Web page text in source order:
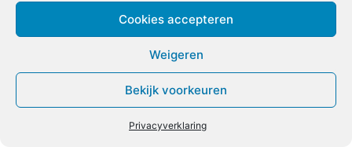
Cookies accepteren
Weigeren
Bekijk voorkeuren
Privacyverklaring
COPYRIGHT @BEET MAGAZINE